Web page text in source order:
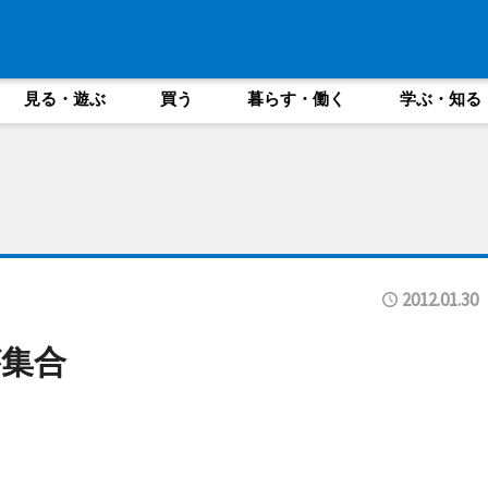
見る・遊ぶ 買う 暮らす・働く 学ぶ・知る
2012.01.30
合